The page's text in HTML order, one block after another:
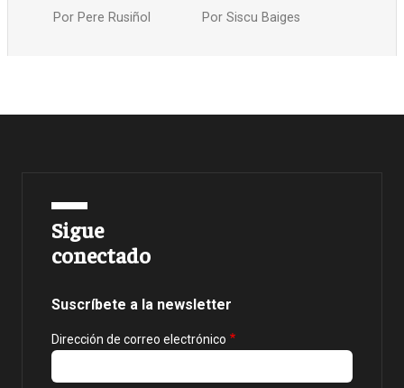
Por Pere Rusiñol Por Siscu Baiges
Sigue
conectado
Suscríbete a la newsletter
Dirección de correo electrónico